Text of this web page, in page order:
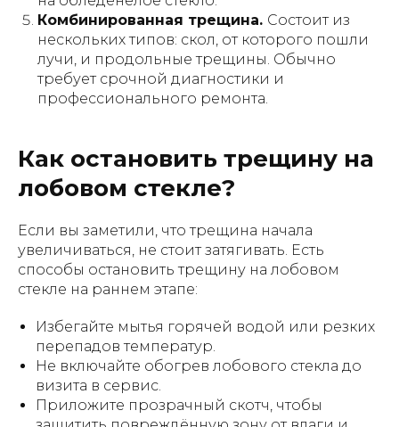
Комбинированная трещина. Состоит из
нескольких типов: скол, от которого пошли
лучи, и продольные трещины. Обычно
требует срочной диагностики и
профессионального ремонта.
Как остановить трещину на
лобовом стекле?
Если вы заметили, что трещина начала
увеличиваться, не стоит затягивать. Есть
способы остановить трещину на лобовом
стекле на раннем этапе:
Избегайте мытья горячей водой или резких
перепадов температур.
Не включайте обогрев лобового стекла до
визита в сервис.
Приложите прозрачный скотч, чтобы